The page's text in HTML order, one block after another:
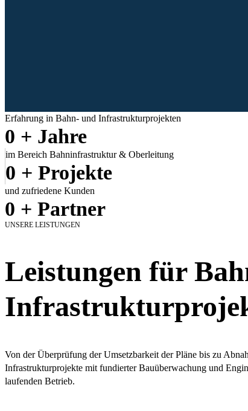
Erfahrung in Bahn- und Infrastrukturprojekten
0 + Jahre
im Bereich Bahninfrastruktur & Oberleitung
0 + Projekte
und zufriedene Kunden
0 + Partner
UNSERE LEISTUNGEN
Leistungen für
Von der Überprüfung der Umsetzbarkeit der Pläne bis zu
Infrastrukturprojekte mit fundierter Bauüberwachung und
laufenden Betrieb.